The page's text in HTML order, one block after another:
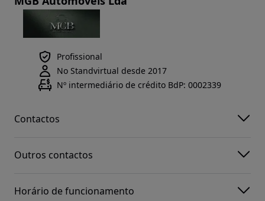
Profissional
No Standvirtual desde 2017
Nº intermediário de crédito BdP: 0002339
Contactos
Outros contactos
Horário de funcionamento